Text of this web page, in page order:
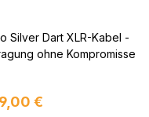
Silver Dart XLR-Kabel -
ohne Kompromisse
Preis:
€